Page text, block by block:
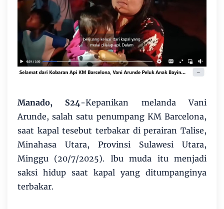
Manado, S24-Kepanikan melanda Vani
Arunde, salah satu penumpang KM Barcelona,
saat kapal tesebut terbakar di perairan Talise,
Minahasa Utara, Provinsi Sulawesi Utara,
Minggu (20/7/2025). Ibu muda itu menjadi
saksi hidup saat kapal yang ditumpanginya
terbakar.